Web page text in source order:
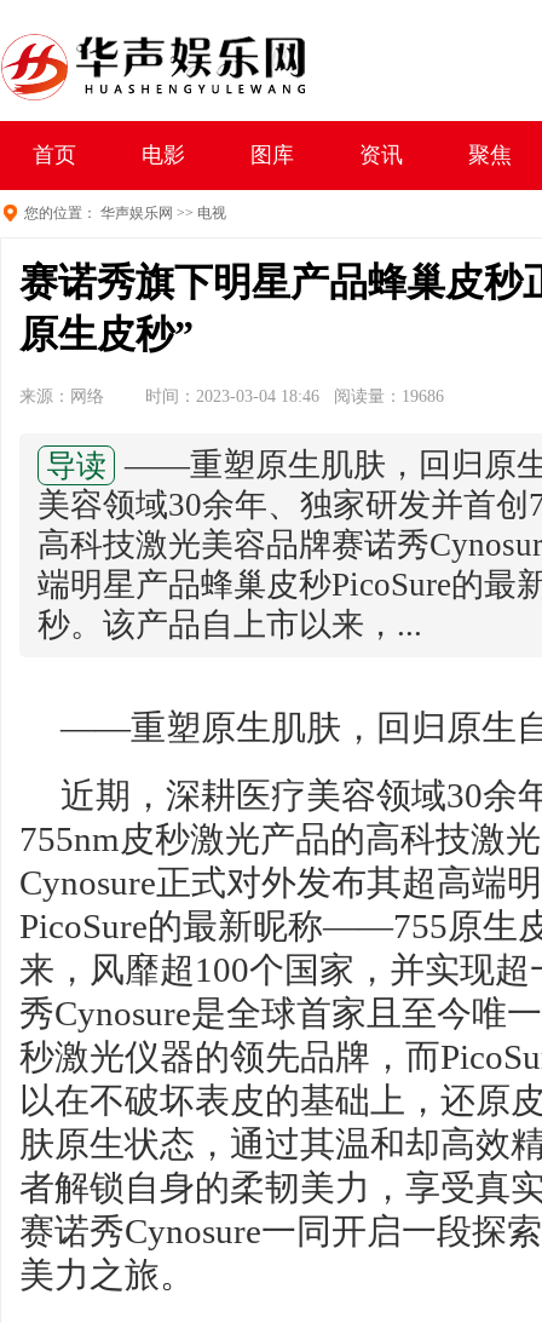
首页 电影 图库 资讯 聚焦
您的位置： 华声娱乐网 >> 电视
赛诺秀旗下明星产品蜂巢皮秒
原生皮秒”
来源：网络 时间：2023-03-04 18:46 阅读量：19686
导读 ——重塑原生肌肤，回归原
美容领域30余年、独家研发并首创
高科技激光美容品牌赛诺秀
端明星产品蜂巢皮秒PicoSure的
秒。该产品自上市以来，...
——重塑原生肌肤，回归原生
近期，深耕医疗美容领域30余
755nm皮秒激光产品的高科技激
Cynosure正式对外发布其超高端
PicoSure的最新昵称——755原生
来，风靡超100个国家，并实现
秀Cynosure是全球首家且至今唯
秒激光仪器的领先品牌，而
以在不破坏表皮的基础上，还原
肤原生状态，通过其温和却高效
者解锁自身的柔韧美力，享受真
赛诺秀Cynosure一同开启一段探
美力之旅。